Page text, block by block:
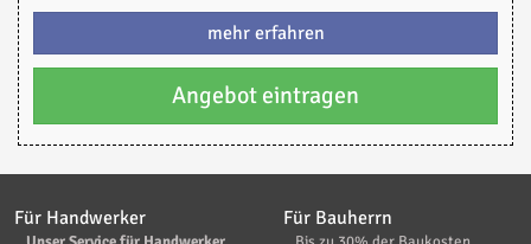
mehr erfahren
Angebot eintragen
Für Handwerker Für Bauherrn